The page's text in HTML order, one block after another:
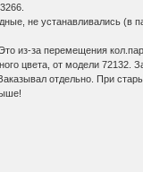
не устанавливались (в
из-за перемещения
цвета, от модели 72132.
отдельно. При